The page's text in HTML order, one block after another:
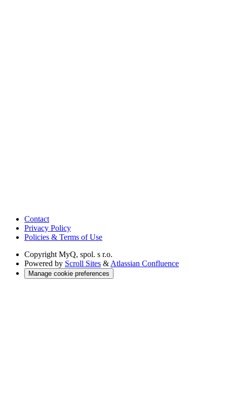
Contact
Privacy Policy
Policies & Terms of Use
Copyright MyQ, spol. s r.o.
Powered by Scroll Sites & Atlassian Confluence
Manage cookie preferences